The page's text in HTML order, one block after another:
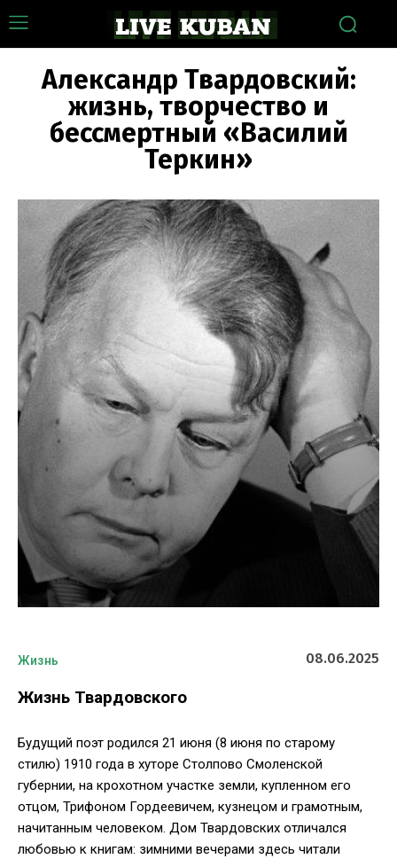
Александр Твардовский:
жизнь, творчество и
бессмертный «Василий
Теркин»
Жизнь 08.06.2025
Жизнь Твардовского
Будущий поэт родился 21 июня (8 июня по старому
стилю) 1910 года в хуторе Столпово Смоленской
губернии, на крохотном участке земли, купленном его
отцом, Трифоном Гордеевичем, кузнецом и грамотным,
начитанным человеком. Дом Твардовских отличался
любовью к книгам: зимними вечерами здесь читали